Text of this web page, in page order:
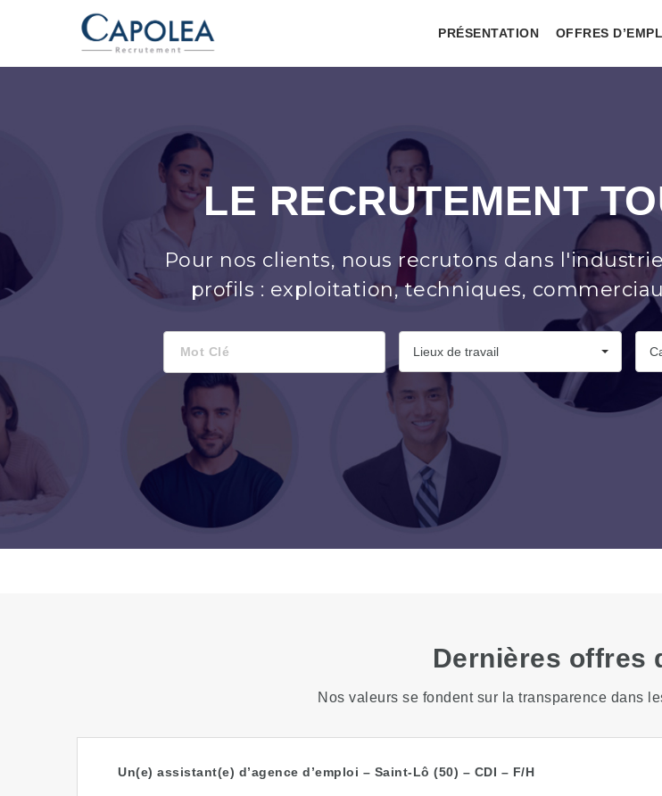
Capolea.com PRÉSENTATION OFFRES
LE RECRUTEMENT
Pour nos clients, nous recrutons dans
profils : exploitation, techniques,
Clé
Lieux de travail
Dernières offres
Nos valeurs se fondent sur la transparence dans
Un(e) assistant(e) d’agence d’emploi – Saint-Lô (50) – CDI – F/H